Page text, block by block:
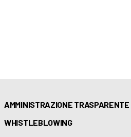
AMMINISTRAZIONE TRASPARENTE
WHISTLEBLOWING